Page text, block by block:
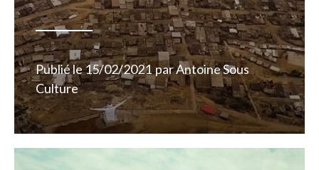
Publié le15/02/2021 parAntoine Sous
Culture